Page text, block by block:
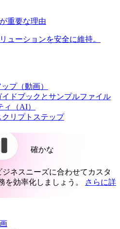
重要な理由
ューションを安全に維持。
プ（動画）
ドブックとサンプルファイル
ィ（AI）
リプトステップ
確かな
ジネスニーズに合わせてカスタ
を効率化しましょう。
さらに詳